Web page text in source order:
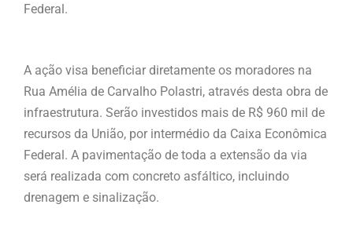
Federal.
A ação visa beneficiar diretamente os moradores na
Rua Amélia de Carvalho Polastri, através desta obra de
infraestrutura. Serão investidos mais de R$ 960 mil de
recursos da União, por intermédio da Caixa Econômica
Federal. A pavimentação de toda a extensão da via
será realizada com concreto asfáltico, incluindo
drenagem e sinalização.